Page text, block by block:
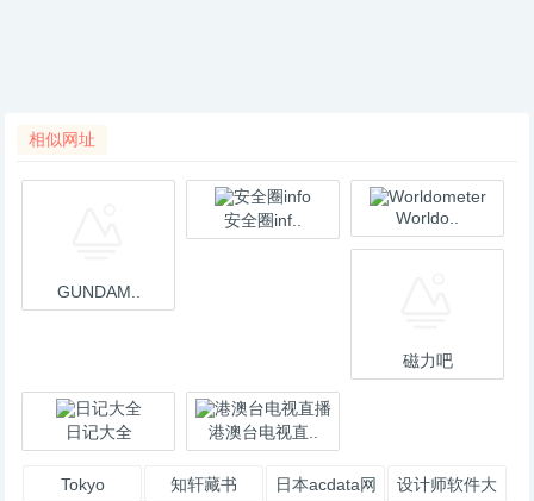
相似网址
GUNDAM..
安全圈inf.. Worldo..
磁力吧
日记大全 港澳台电视直..
Tokyo
知轩藏书
日本acdata网
设计师软件大